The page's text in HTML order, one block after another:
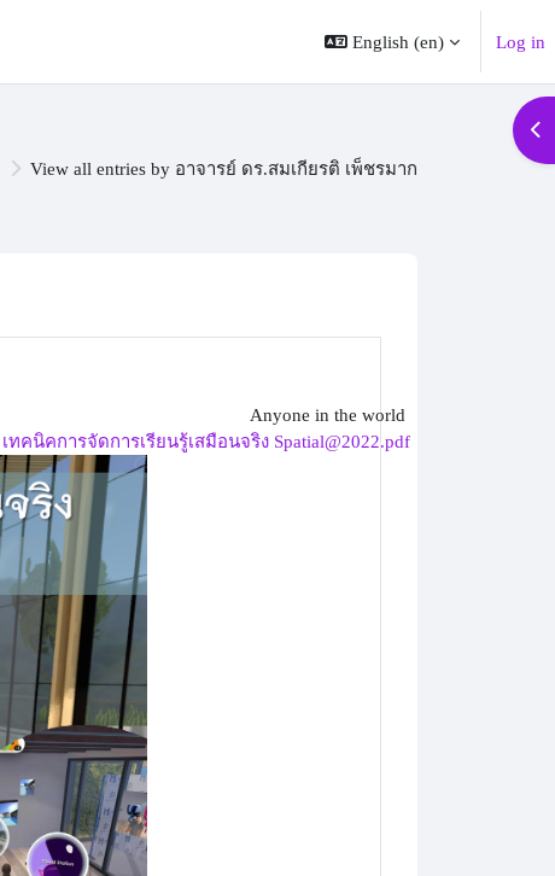
English ‎(en)‎ Log in
View all entries by อาจารย์ ดร.สมเกียรติ เพ็ชรมาก
Anyone in the world
เทคนิคการจัดการเรียนรู้เสมือนจริง Spatial@2022.pdf